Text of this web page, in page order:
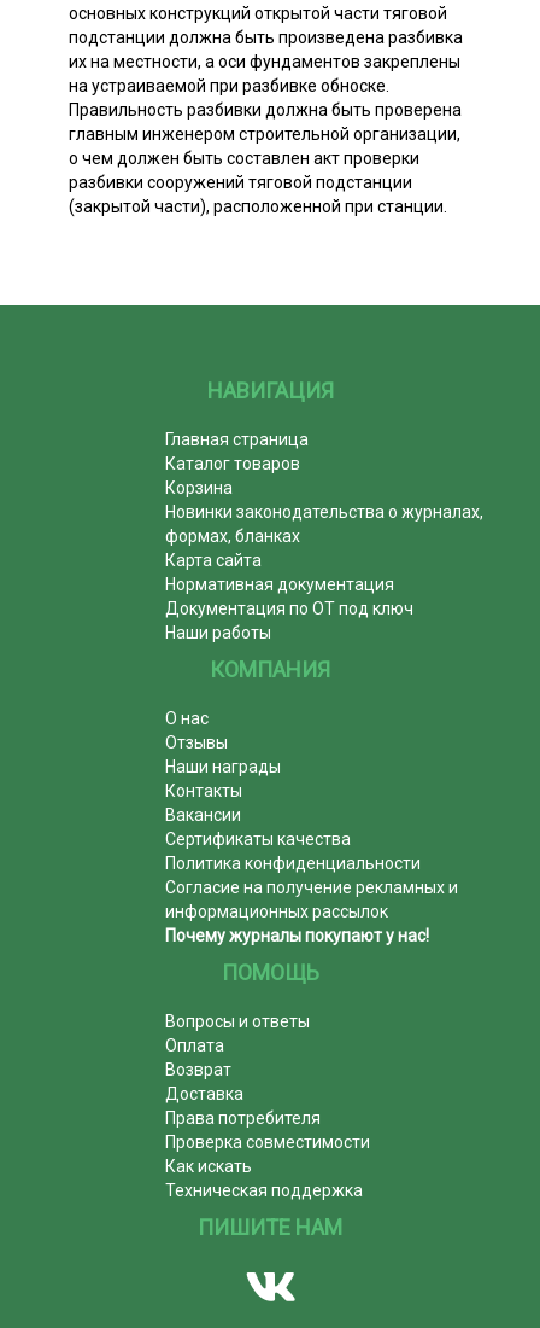
основных конструкций открытой части тяговой
подстанции должна быть произведена разбивка
их на местности, а оси фундаментов закреплены
на устраиваемой при разбивке обноске.
Правильность разбивки должна быть проверена
главным инженером строительной организации,
о чем должен быть составлен акт проверки
разбивки сооружений тяговой подстанции
(закрытой части), расположенной при станции.
НАВИГАЦИЯ
Главная страница
Каталог товаров
Корзина
Новинки законодательства о журналах,
формах, бланках
Карта сайта
Нормативная документация
Документация по ОТ под ключ
Наши работы
КОМПАНИЯ
О нас
Отзывы
Наши награды
Контакты
Вакансии
Сертификаты качества
Политика конфиденциальности
Согласие на получение рекламных и
информационных рассылок
Почему журналы покупают у нас!
ПОМОЩЬ
Вопросы и ответы
Оплата
Возврат
Доставка
Права потребителя
Проверка совместимости
Как искать
Техническая поддержка
ПИШИТЕ НАМ